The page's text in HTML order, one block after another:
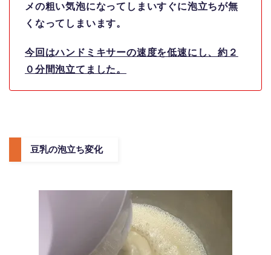
メの粗い気泡になってしまいすぐに泡立ちが無
くなってしまいます。
今回はハンドミキサーの速度を低速にし、約２
０分間泡立てました。
豆乳の泡立ち変化